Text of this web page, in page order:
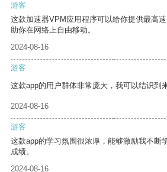
游客
这款加速器VPM应用程序可以给你提供最高
助你在网络上自由移动。
2024-08-16
游客
这款app的用户群体非常庞大，我可以结识到
2024-08-16
游客
这款app的学习氛围很浓厚，能够激励我不断
成绩。
2024-08-16